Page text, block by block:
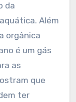
da
Além
orgânica
é um gás
as
que
ter